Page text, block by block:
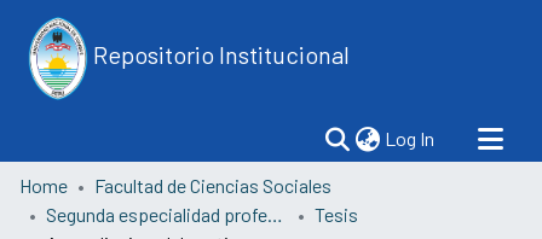
Repositorio Institucional
Log In (current)
Home
Facultad de Ciencias Sociales
Segunda especialidad profesional en investigación y gestión educativa
Tesis